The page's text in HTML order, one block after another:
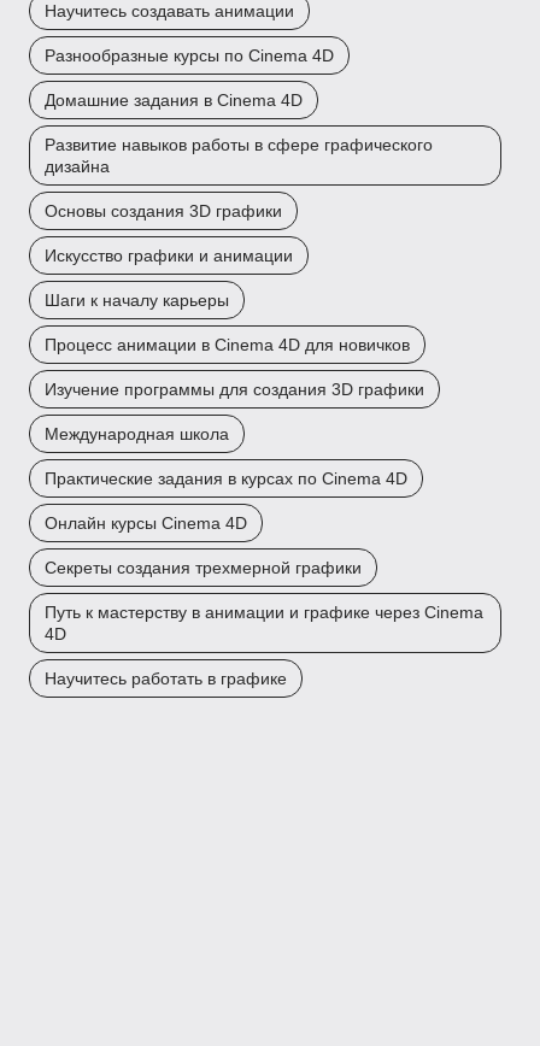
Научитесь создавать анимации
Разнообразные курсы по Cinema 4D
Домашние задания в Cinema 4D
Развитие навыков работы в сфере графического
дизайна
Основы создания 3D графики
Искусство графики и анимации
Шаги к началу карьеры
Процесс анимации в Cinema 4D для новичков
Изучение программы для создания 3D графики
Международная школа
Практические задания в курсах по Cinema 4D
Онлайн курсы Cinema 4D
Секреты создания трехмерной графики
Путь к мастерству в анимации и графике через Cinema
4D
Научитесь работать в графике